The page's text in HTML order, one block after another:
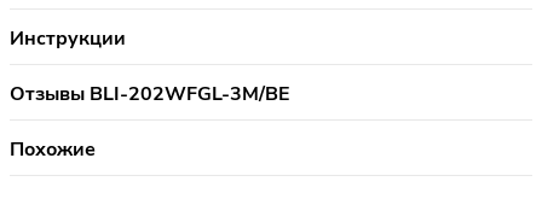
Инструкции
Отзывы BLI-202WFGL-3M/BE
Похожие